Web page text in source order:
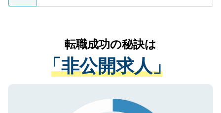
ているすべての個人データはご本人の許可
は、個人情報の取り扱いについての厳密な
管理基準を満たした事業者のみに付与され
る、プライバシーマークを取得済みです。
で、機密保持に関してもご安心ください。
かがいして、現在の医療機関の状況や紹介
経験をまじえながら、適切なアドバイスを
させていただきます。すぐにご転職をされ
ない方には、長期的なサポートが可能です
ので、まずはご登録ください。
転職成功の秘訣は
「非公開求人」